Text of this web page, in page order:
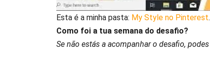
Esta é a minha pasta: My Style no Pinterest.
Como foi a tua semana do desafio?
Se não estás a acompanhar o desafio, podes